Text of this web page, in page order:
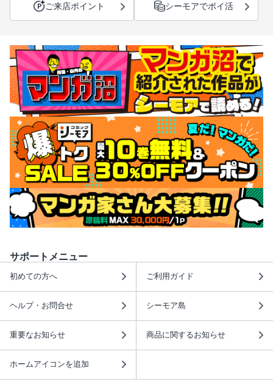
ご来店ポイント シーモアでポイ活
サポートメニュー
初めての方へ ご利用ガイド
ヘルプ・お問合せ シーモア島
重要なお知らせ 商品に関するお知らせ
ホームアイコンを追加